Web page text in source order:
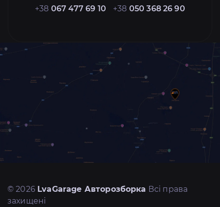
+38 067 477 69 10 +38 050 368 26 90
© 2026 LvaGarage Авторозборка Всі права
захищені